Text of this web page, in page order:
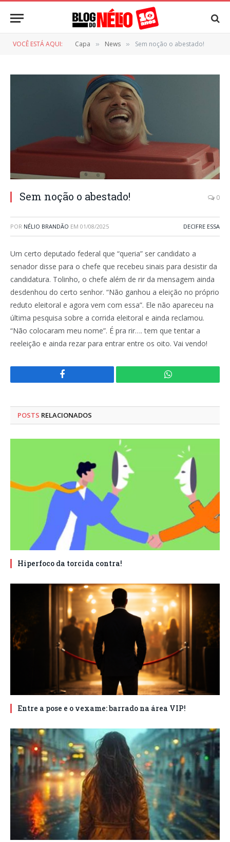
VOCÊ ESTÁ AQUI: Capa » News » Sem noção o abestado!
Sem noção o abestado! 0
POR NÉLIO BRANDÃO EM 01/08/2025 DECIFRE ESSA
Um certo deputado federal que “queria” ser candidato a
senador disse para o chefe que recebeu sinais para desistir da
candidatura. Tolinho, o chefe além de rir da mensagem ainda
desdenhou do certo senhor. “Não ganhou a eleição no próprio
reduto eleitoral e agora vem com essa”. Ele não apareceu na
última pesquisa sobre a corrida eleitoral e ainda reclamou.
“Não colocaram meu nome”. É pra rir…. tem que tentar a
reeleição e ainda rezar para entrar entre os oito. Vai vendo!
Facebook WhatsApp
POSTS RELACIONADOS
Hiperfoco da torcida contra!
Entre a pose e o vexame: barrado na área VIP!